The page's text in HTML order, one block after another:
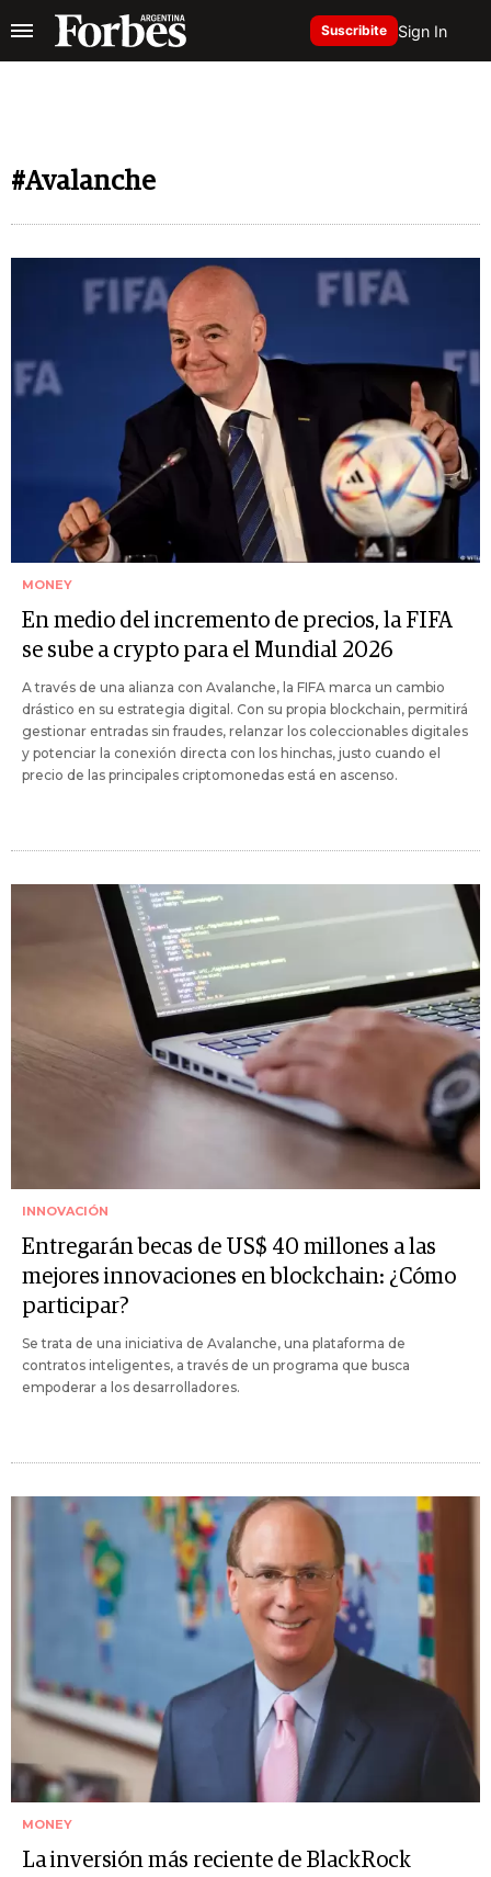
Suscribite Sign In
#Avalanche
MONEY
En medio del incremento de precios, la FIFA
se sube a crypto para el Mundial 2026
A través de una alianza con Avalanche, la FIFA marca un cambio
drástico en su estrategia digital. Con su propia blockchain, permitirá
gestionar entradas sin fraudes, relanzar los coleccionables digitales
y potenciar la conexión directa con los hinchas, justo cuando el
precio de las principales criptomonedas está en ascenso.
INNOVACIÓN
Entregarán becas de US$ 40 millones a las
mejores innovaciones en blockchain: ¿Cómo
participar?
Se trata de una iniciativa de Avalanche, una plataforma de
contratos inteligentes, a través de un programa que busca
empoderar a los desarrolladores.
MONEY
La inversión más reciente de BlackRock